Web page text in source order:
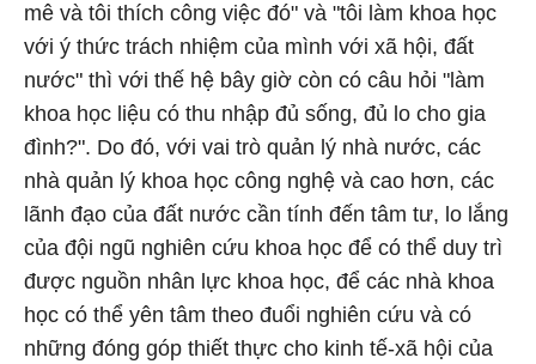
mê và tôi thích công việc đó" và "tôi làm khoa học
với ý thức trách nhiệm của mình với xã hội, đất
nước" thì với thế hệ bây giờ còn có câu hỏi "làm
khoa học liệu có thu nhập đủ sống, đủ lo cho gia
đình?". Do đó, với vai trò quản lý nhà nước, các
nhà quản lý khoa học công nghệ và cao hơn, các
lãnh đạo của đất nước cần tính đến tâm tư, lo lắng
của đội ngũ nghiên cứu khoa học để có thể duy trì
được nguồn nhân lực khoa học, để các nhà khoa
học có thể yên tâm theo đuổi nghiên cứu và có
những đóng góp thiết thực cho kinh tế-xã hội của